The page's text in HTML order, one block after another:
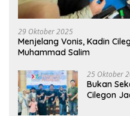
29 Oktober 2025
Menjelang Vonis, Kadin
Muhammad Salim
25 Oktober
Bukan
Cilegon